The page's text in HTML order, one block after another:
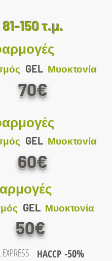
GEL Μυοκτονία
50€
81-150 τ.μ.
GEL Μυοκτονία
70€
GEL Μυοκτονία
60€
EXPRESS -50%
HACCP